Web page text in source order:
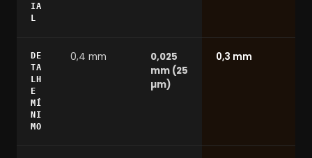
IA
L
DE
TA
LH
E
MÍ
NI
MO
0,4 mm
0,025
mm (25
µm)
0,3 mm